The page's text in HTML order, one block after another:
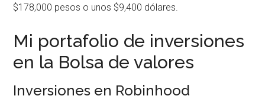
$178,000 pesos o unos $9,400 dólares.
Mi portafolio de inversiones
en la Bolsa de valores
Inversiones en Robinhood